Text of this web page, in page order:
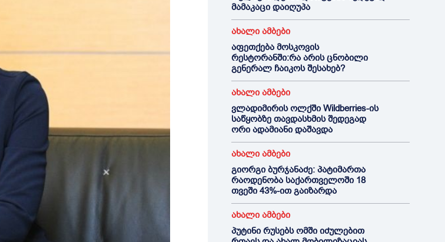
მამაკაცი დაიღუპა
ახალი ამბები
აფეთქება მოსკოვის
რესტორანში:რა არის ცნობილი
გენერალ ჩაიკოს შესახებ?
ახალი ამბები
ვლადიმირის ოლქში Wildberries-ის
საწყობზე თავდასხმის შედეგად
ორი ადამიანი დაშავდა
ახალი ამბები
გიორგი ბურჯანაძე: პატიმართა
რაოდენობა საქართველოში 18
თვეში 43%-ით გაიზარდა
ახალი ამბები
პუტინი რუსებს ომში იძულებით